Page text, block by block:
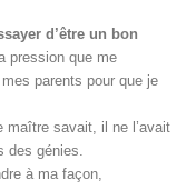
d’être un bon
pression que me
parents pour que je
maître savait, il ne l’avait
des génies.
à ma façon,